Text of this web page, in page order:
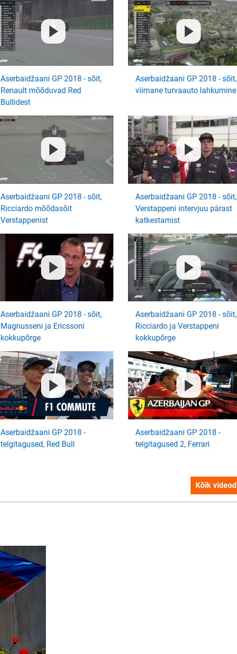
Aserbaidžaani GP 2018 - sõit,
Renault mõõduvad Red
Bullidest
Aserbaidžaani GP 2018 - sõit,
viimane turvaauto lahkumine
Aserbaidžaani GP 2018 - sõit,
Ricciardo mõõdasõit
Verstappenist
Aserbaidžaani GP 2018 - sõit,
Verstappeni intervjuu pärast
katkestamist
Aserbaidžaani GP 2018 - sõit,
Magnusseni ja Ericssoni
kokkupõrge
Aserbaidžaani GP 2018 - sõit,
Ricciardo ja Verstappeni
kokkupõrge
Aserbaidžaani GP 2018 -
telgitagused, Red Bull
Aserbaidžaani GP 2018 -
telgitagused 2, Ferrari
Kõik videod